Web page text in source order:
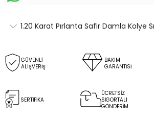
1.20 Karat Pırlanta Safir Damla Kolye
GÜVENLİ
ALIŞVERİŞ
BAKIM
GARANTİSİ
SERTİFİKA
ÜCRETSİZ
SİGORTALI
GÖNDERİM